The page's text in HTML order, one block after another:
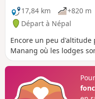
17,84 km
+820 m
Départ à Népal
Encore un peu
Manang où les lodges